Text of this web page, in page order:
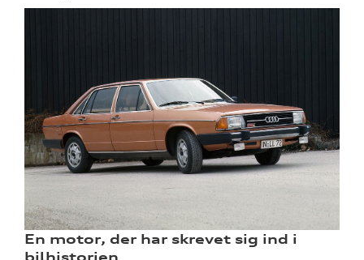
En motor, der har skrevet sig ind i
bilhistorien